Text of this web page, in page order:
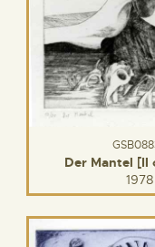
Der Mantel [Il
1978